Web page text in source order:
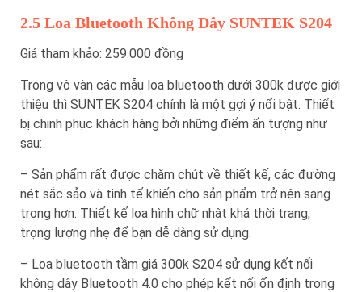
2.5 Loa Bluetooth Không Dây SUNTEK S204
Giá tham khảo: 259.000 đồng
Trong vô vàn các mẫu loa bluetooth dưới 300k được giới
thiệu thì SUNTEK S204 chính là một gợi ý nổi bật. Thiết
bị chinh phục khách hàng bởi những điểm ấn tượng như
sau:
– Sản phẩm rất được chăm chút về thiết kế, các đường
nét sắc sảo và tinh tế khiến cho sản phẩm trở nên sang
trọng hơn. Thiết kế loa hình chữ nhật khá thời trang,
trọng lượng nhẹ để bạn dễ dàng sử dụng.
– Loa bluetooth tầm giá 300k S204 sử dụng kết nối
không dây Bluetooth 4.0 cho phép kết nối ổn định trong